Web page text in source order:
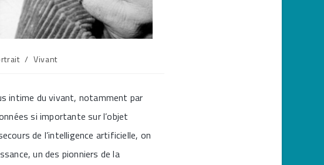
/ Vivant
intime du vivant, notamment par
si importante sur l’objet
de l’intelligence artificielle, on
un des pionniers de la